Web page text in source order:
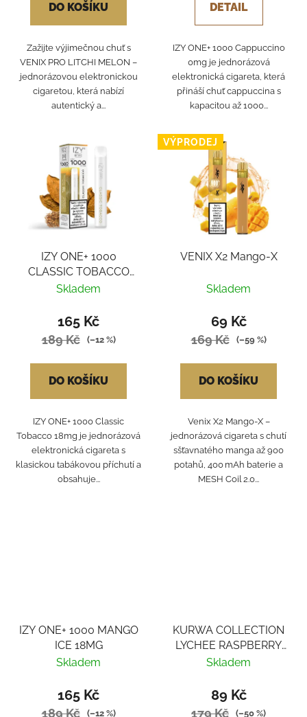
DO KOŠÍKU
Zažijte výjimečnou chuť s
VENIX PRO LITCHI MELON –
jednorázovou elektronickou
cigaretou, která nabízí
autentický a...
DETAIL
IZY ONE+ 1000 Cappuccino
0mg je jednorázová
elektronická cigareta, která
přináší chuť cappuccina s
kapacitou až 1000...
IZY ONE+ 1000
CLASSIC TOBACCO
18MG
Skladem
165 Kč
189 Kč (–12 %)
DO KOŠÍKU
IZY ONE+ 1000 Classic
Tobacco 18mg je jednorázová
elektronická cigareta s
klasickou tabákovou příchutí a
obsahuje...
VÝPRODEJ
VENIX X2 Mango-X
Skladem
69 Kč
169 Kč (–59 %)
DO KOŠÍKU
Venix X2 Mango‑X –
jednorázová cigareta s chutí
sšťavnatého manga až 900
potahů, 400 mAh baterie a
MESH Coil 2.0...
IZY ONE+ 1000 MANGO
ICE 18MG
Skladem
165 Kč
189 Kč (–12 %)
KURWA COLLECTION
LYCHEE RASPBERRY
ICE
Skladem
89 Kč
179 Kč (–50 %)